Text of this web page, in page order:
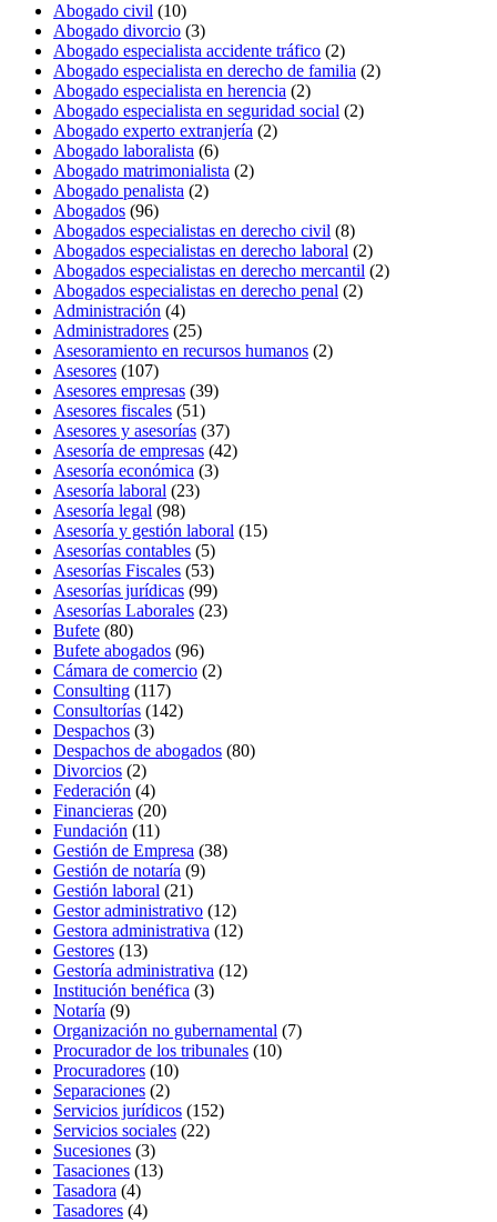
Abogado civil (10)
Abogado divorcio (3)
Abogado especialista accidente tráfico (2)
Abogado especialista en derecho de familia (2)
Abogado especialista en herencia (2)
Abogado especialista en seguridad social (2)
Abogado experto extranjería (2)
Abogado laboralista (6)
Abogado matrimonialista (2)
Abogado penalista (2)
Abogados (96)
Abogados especialistas en derecho civil (8)
Abogados especialistas en derecho laboral (2)
Abogados especialistas en derecho mercantil (2)
Abogados especialistas en derecho penal (2)
Administración (4)
Administradores (25)
Asesoramiento en recursos humanos (2)
Asesores (107)
Asesores empresas (39)
Asesores fiscales (51)
Asesores y asesorías (37)
Asesoría de empresas (42)
Asesoría económica (3)
Asesoría laboral (23)
Asesoría legal (98)
Asesoría y gestión laboral (15)
Asesorías contables (5)
Asesorías Fiscales (53)
Asesorías jurídicas (99)
Asesorías Laborales (23)
Bufete (80)
Bufete abogados (96)
Cámara de comercio (2)
Consulting (117)
Consultorías (142)
Despachos (3)
Despachos de abogados (80)
Divorcios (2)
Federación (4)
Financieras (20)
Fundación (11)
Gestión de Empresa (38)
Gestión de notaría (9)
Gestión laboral (21)
Gestor administrativo (12)
Gestora administrativa (12)
Gestores (13)
Gestoría administrativa (12)
Institución benéfica (3)
Notaría (9)
Organización no gubernamental (7)
Procurador de los tribunales (10)
Procuradores (10)
Separaciones (2)
Servicios jurídicos (152)
Servicios sociales (22)
Sucesiones (3)
Tasaciones (13)
Tasadora (4)
Tasadores (4)